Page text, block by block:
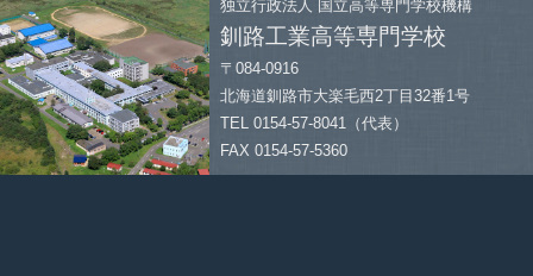
独立行政法人 国立高等専門学校機構
釧路工業高等専門学校
〒084-0916
北海道釧路市大楽毛西2丁目32番1号
TEL 0154-57-8041（代表）
FAX 0154-57-5360